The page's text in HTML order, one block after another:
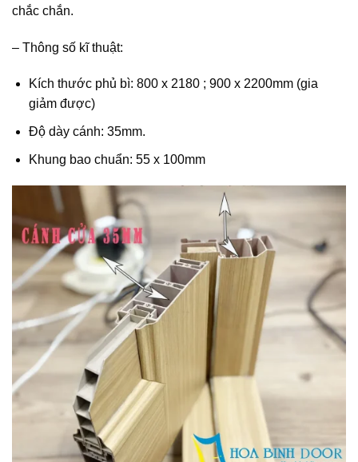
chắc chắn.
– Thông số kĩ thuật:
Kích thước phủ bì: 800 x 2180 ; 900 x 2200mm (gia
giảm được)
Độ dày cánh: 35mm.
Khung bao chuẩn: 55 x 100mm